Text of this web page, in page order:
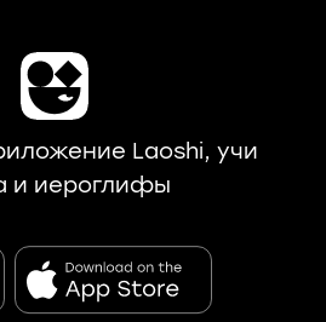
Laoshi, учи
и иероглифы